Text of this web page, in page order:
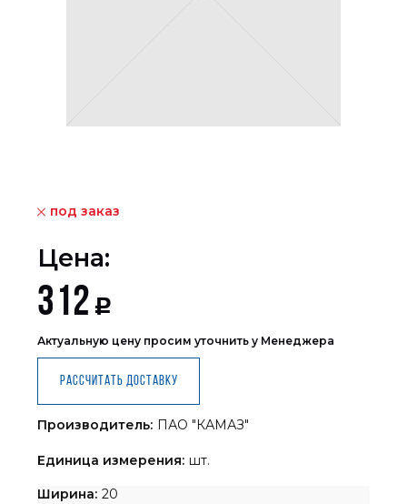
под заказ
Цена:
312 Р
Актуальную цену просим уточнить у Менеджера
Рассчитать доставку
Производитель: ПАО "КАМАЗ"
Единица измерения: шт.
Ширина: 20